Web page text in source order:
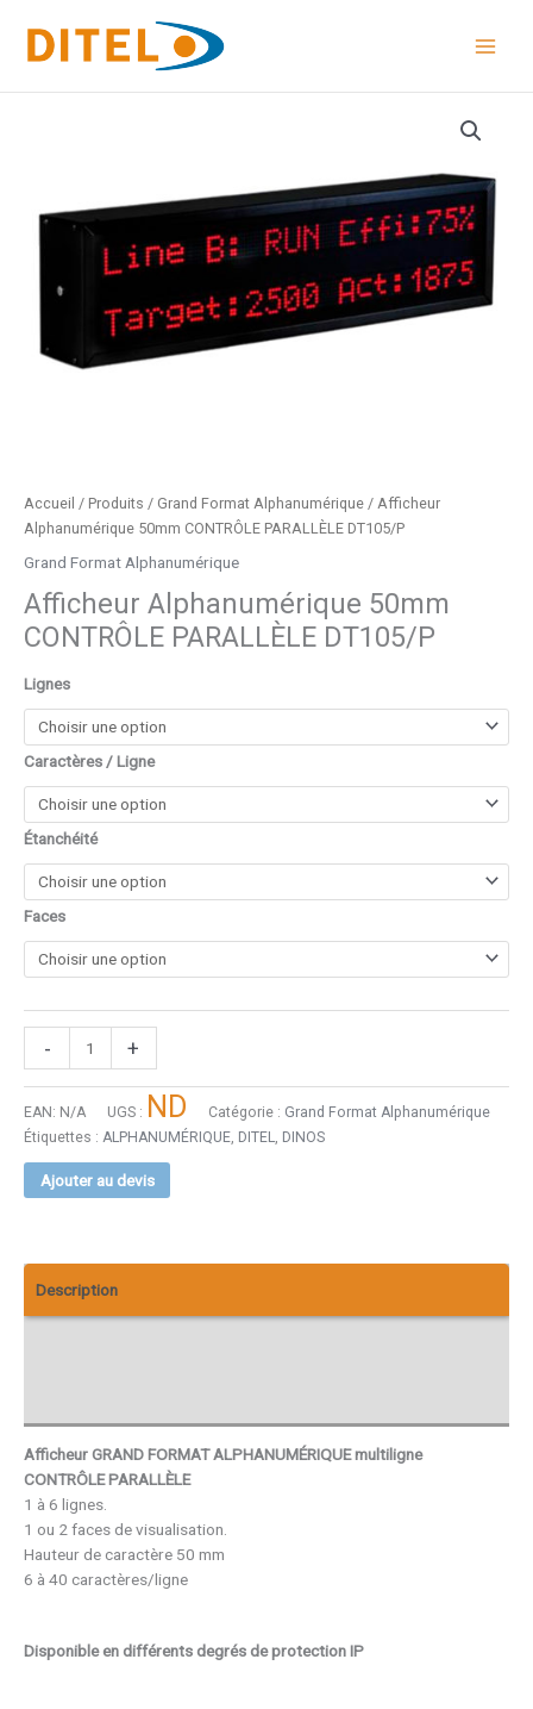
contenu
Accueil / Produits / Grand Format Alphanumérique / Afficheur
Alphanumérique 50mm CONTRÔLE PARALLÈLE DT105/P
Grand Format Alphanumérique
Afficheur Alphanumérique 50mm
CONTRÔLE PARALLÈLE DT105/P
Lignes
Caractères / Ligne
Étanchéité
Faces
-
CONTRÔLE
PARALLÈLE
+
EAN: N/A UGS : ND Catégorie : Grand Format Alphanumérique
Étiquettes : ALPHANUMÉRIQUE, DITEL, DINOS
Ajouter au devis
Description
Afficheur GRAND FORMAT ALPHANUMÉRIQUE multiligne
CONTRÔLE PARALLÈLE
1 à 6 lignes.
1 ou 2 faces de visualisation.
Hauteur de caractère 50 mm
6 à 40 caractères/ligne
Disponible en différents degrés de protection IP